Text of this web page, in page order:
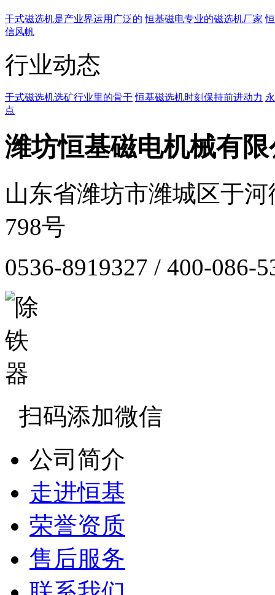
干式磁选机是产业界运用广泛的 恒基磁电专业的磁选机厂家
信风帆
行业动态
干式磁选机选矿行业里的骨干 恒基磁选机时刻保持前进动力
点
潍坊恒基磁电机械有
山东省潍坊市潍城区于
798号
0536-8919327 / 400-086-
扫码添加微信
公司简介
走进恒基
荣誉资质
售后服务